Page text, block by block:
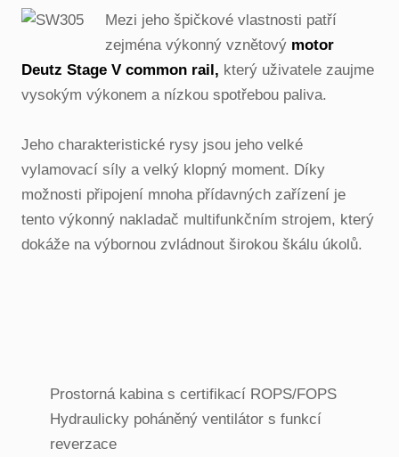
Mezi jeho špičkové vlastnosti patří
zejména výkonný vznětový motor
Deutz Stage V common rail, který uživatele zaujme
vysokým výkonem a nízkou spotřebou paliva.
Jeho charakteristické rysy jsou jeho velké
vylamovací síly a velký klopný moment. Díky
možnosti připojení mnoha přídavných zařízení je
tento výkonný nakladač multifunkčním strojem, který
dokáže na výbornou zvládnout širokou škálu úkolů.
Prostorná kabina s certifikací ROPS/FOPS
Hydraulicky poháněný ventilátor s funkcí
reverzace